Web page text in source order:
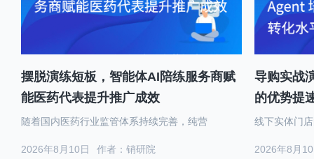
摆脱演练短板，智能体AI陪练服务商赋
能医药代表提升推广成效
作者：销研院
2026年8月10日
随着国内医药行业监管体系持续完善，纯营
导购实战
的优势提
2026年8月
线下实体门